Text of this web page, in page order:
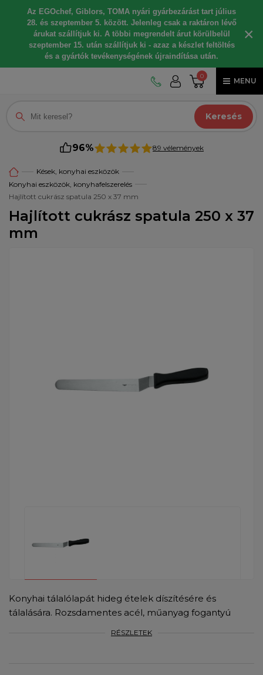
Az EGOchef, Giblors, TOMA nyári gyárbezárást tart július
28. és szeptember 5. között. Jelenleg csak a raktáron lévő
árukat szállítjuk ki. A többi megrendelt árut körülbelül
szeptember 15. után szállítjuk ki - azaz a készlet feltöltés
és a gyártók tevékenységének újraindítása után.
×
0
MENU
Keresés
96% 89 vélemények
Kések, konyhai eszközök
Konyhai eszközök, konyhafelszerelés
Hajlított cukrász spatula 250 x 37 mm
Hajlított cukrász spatula 250 x 37
mm
Konyhai tálalólapát hideg ételek díszítésére és
tálalására. Rozsdamentes acél, műanyag fogantyú
RÉSZLETEK